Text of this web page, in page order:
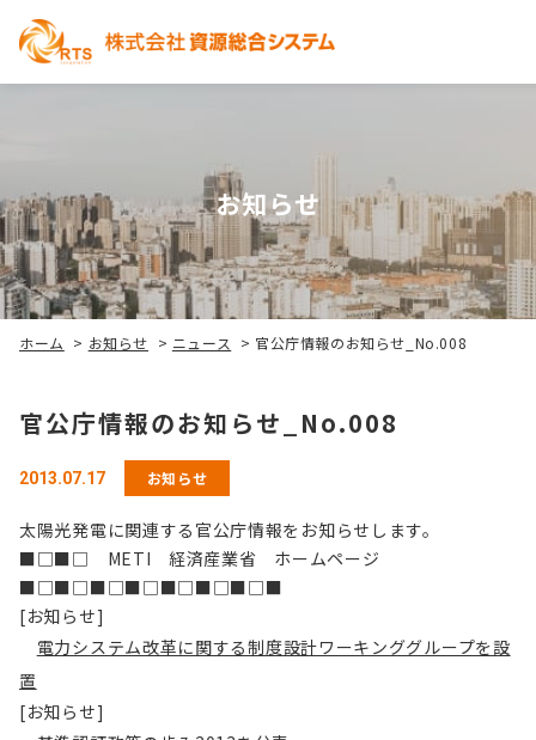
お知らせ
ホーム > お知らせ > ニュース > 官公庁情報のお知らせ_No.008
官公庁情報のお知らせ_No.008
2013.07.17 お知らせ
太陽光発電に関連する官公庁情報をお知らせします。
■□■□ METI 経済産業省 ホームページ
■□■□■□■□■□■□■□■
[お知らせ]
電力システム改革に関する制度設計ワーキンググループを設
置
[お知らせ]